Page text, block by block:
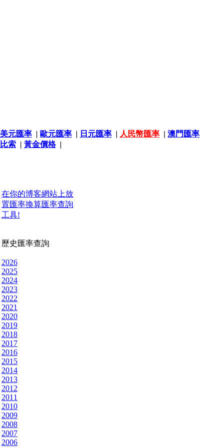
美元匯率 | 歐元匯率 | 日元匯率 | 人民幣匯率 | 澳門匯率
比索 | 黃金價格|
在你的博客網站上放
置匯率換算匯率查詢
工具!
歷史匯率查詢
2026
2025
2024
2023
2022
2021
2020
2019
2018
2017
2016
2015
2014
2013
2012
2011
2010
2009
2008
2007
2006